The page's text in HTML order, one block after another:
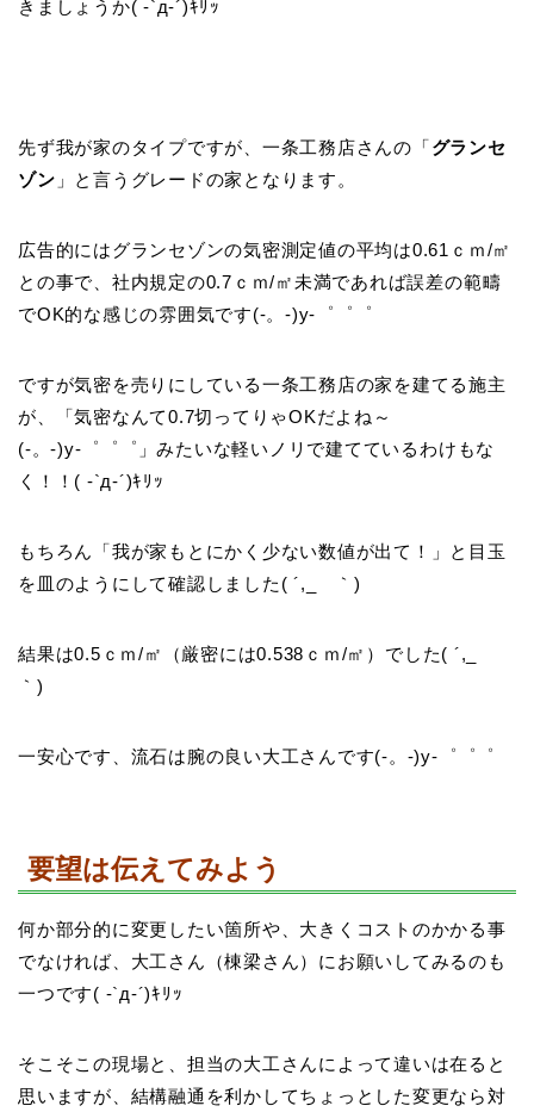
きましょうか( -`д-´)ｷﾘｯ
先ず我が家のタイプですが、一条工務店さんの「グランセ
ゾン 」と言うグレードの家となります。
広告的にはグランセゾンの気密測定値の平均は0.61ｃｍ/㎡
との事で、社内規定の0.7ｃｍ/㎡未満であれば誤差の範疇
でOK的な感じの雰囲気です(-。-)y-゜゜゜
ですが気密を売りにしている一条工務店の家を建てる施主
が、「気密なんて0.7切ってりゃOKだよね～
(-。-)y-゜゜゜」みたいな軽いノリで建てているわけもな
く！！( -`д-´)ｷﾘｯ
もちろん「我が家もとにかく少ない数値が出て！」と目玉
を皿のようにして確認しました( ´,_ゝ｀)
結果は0.5ｃｍ/㎡（厳密には0.538ｃｍ/㎡）でした( ´,_ゝ
｀)
一安心です、流石は腕の良い大工さんです(-。-)y-゜゜゜
要望は伝えてみよう
何か部分的に変更したい箇所や、大きくコストのかかる事
でなければ、大工さん（棟梁さん）にお願いしてみるのも
一つです( -`д-´)ｷﾘｯ
そこそこの現場と、担当の大工さんによって違いは在ると
思いますが、結構融通を利かしてちょっとした変更なら対